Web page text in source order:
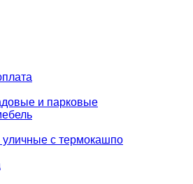
и парковые
уличные с термокашпо